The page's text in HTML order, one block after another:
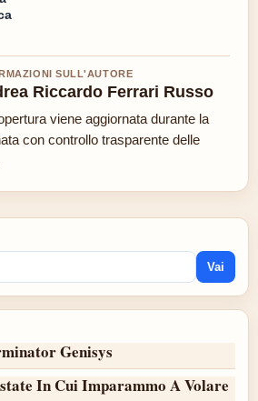
SULL'AUTORE
Riccardo Ferrari Russo
viene aggiornata durante la
con controllo trasparente delle
Vai
Genisys
In Cui Imparammo A Volare